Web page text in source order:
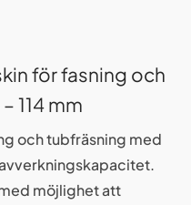
för fasning och
114 mm
och tubfräsning med
möjlighet att